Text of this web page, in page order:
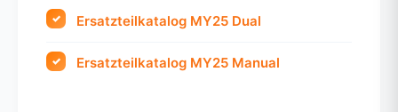
Ersatzteilkatalog MY25 Dual
Ersatzteilkatalog MY25 Manual